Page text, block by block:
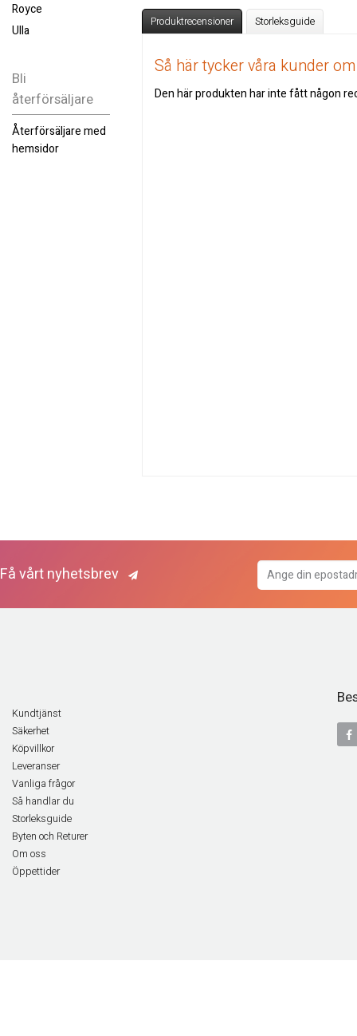
Royce
Ulla
Bli
återförsäljare
Återförsäljare med
hemsidor
Produktrecensioner Storleksguide
Så här tycker våra kunder
Den här produkten har inte fått någon
Få vårt nyhetsbrev
Kundtjänst
Säkerhet
Köpvillkor
Leveranser
Vanliga frågor
Så handlar du
Storleksguide
Byten och Returer
Om oss
Öppettider